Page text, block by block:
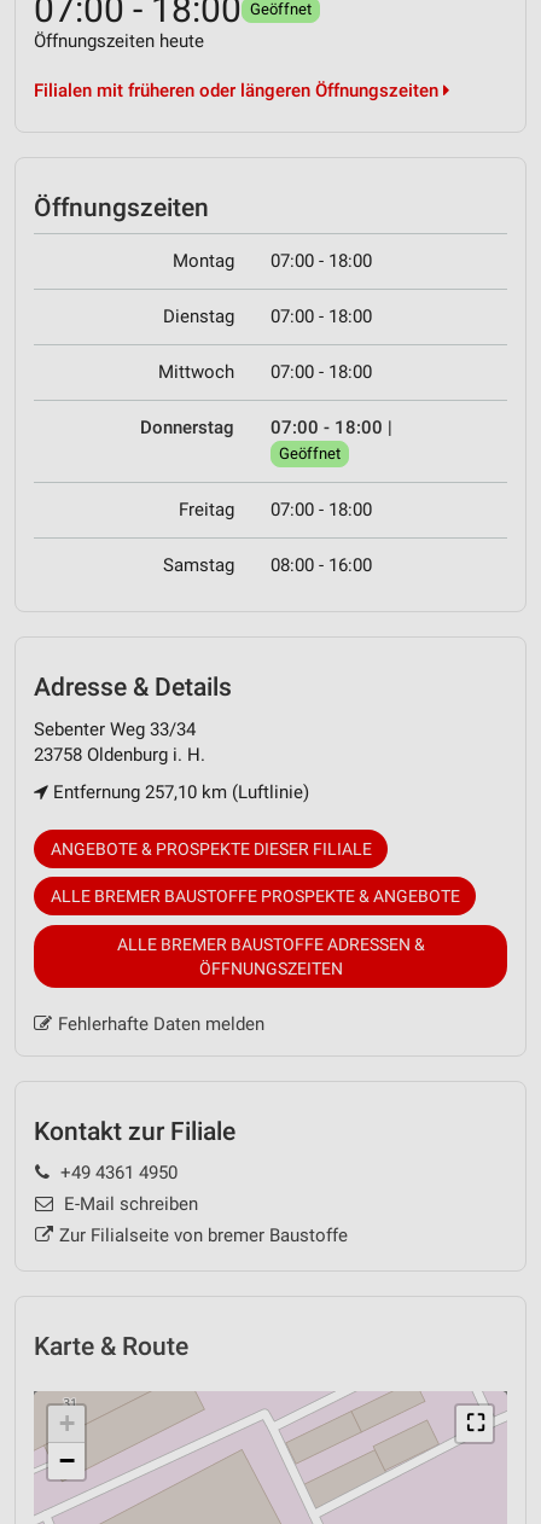
07:00 - 18:00 Geöffnet
Öffnungszeiten heute
Filialen mit früheren oder längeren Öffnungszeiten
Öffnungszeiten
Montag 07:00 - 18:00
Dienstag 07:00 - 18:00
Mittwoch 07:00 - 18:00
Donnerstag 07:00 - 18:00 |
Geöffnet
Freitag 07:00 - 18:00
Samstag 08:00 - 16:00
Adresse & Details
Sebenter Weg 33/34
23758 Oldenburg i. H.
Entfernung 257,10 km (Luftlinie)
ANGEBOTE & PROSPEKTE DIESER FILIALE
ALLE BREMER BAUSTOFFE PROSPEKTE & ANGEBOTE
ALLE BREMER BAUSTOFFE ADRESSEN &
ÖFFNUNGSZEITEN
Fehlerhafte Daten melden
Kontakt zur Filiale
+49 4361 4950
E-Mail schreiben
Zur Filialseite von bremer Baustoffe
Karte & Route
⛶
+
−